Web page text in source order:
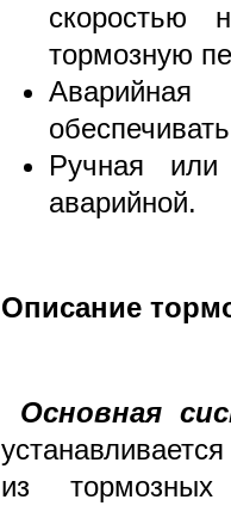
тормозную
Аварийная
Ручная
аварийной.
Описание
Основная
из тормозных